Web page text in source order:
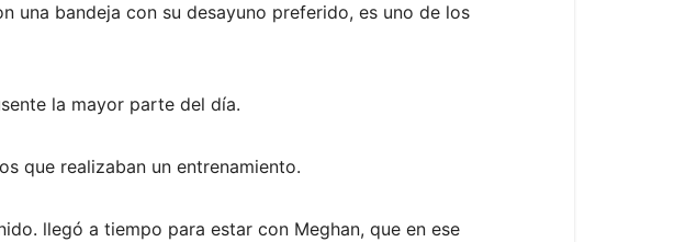
una bandeja con su desayuno preferido, es uno de los
la mayor parte del día.
que realizaban un entrenamiento.
llegó a tiempo para estar con Meghan, que en ese